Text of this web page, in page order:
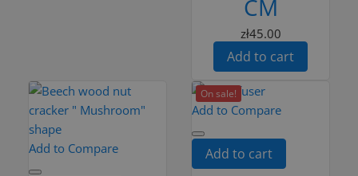
CM
zł45.00
Add to cart
Add to Compare
On sale!
Add to Compare
Add to cart